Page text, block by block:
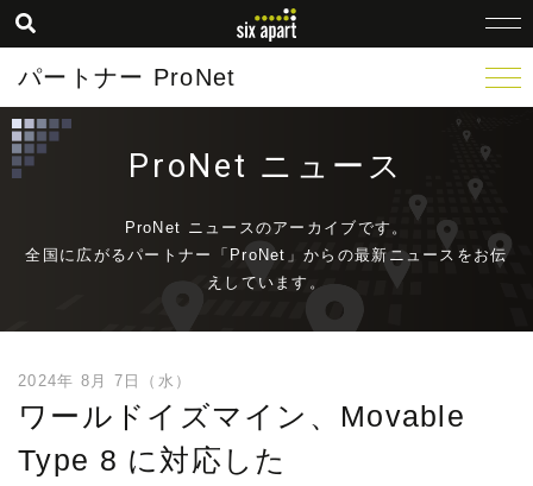
パートナー ProNet
ProNet ニュース
ProNet ニュースのアーカイブです。
全国に広がるパートナー「ProNet」からの最新ニュースをお伝
えしています。
2024年 8月 7日（水）
ワールドイズマイン、Movable
Type 8 に対応した